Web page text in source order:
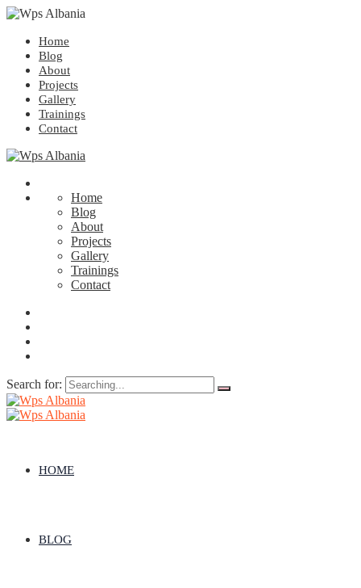
Home
Blog
About
Projects
Gallery
Trainings
Contact
Home
Blog
About
Projects
Gallery
Trainings
Contact
Search for:
HOME
BLOG